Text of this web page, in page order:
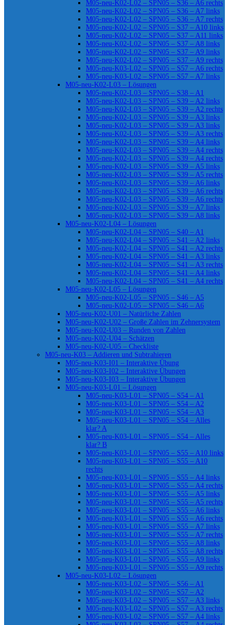
M05-neu-K02-L02 – SPN05 – S36 – A6 rechts
M05-neu-K02-L02 – SPN05 – S36 – A7 links
M05-neu-K02-L02 – SPN05 – S36 – A7 rechts
M05-neu-K02-L02 – SPN05 – S37 – A10 links
M05-neu-K02-L02 – SPN05 – S37 – A11 links
M05-neu-K02-L02 – SPN05 – S37 – A8 links
M05-neu-K02-L02 – SPN05 – S37 – A9 links
M05-neu-K02-L02 – SPN05 – S37 – A9 rechts
M05-neu-K03-L02 – SPN05 – S57 – A6 rechts
M05-neu-K03-L02 – SPN05 – S57 – A7 links
M05-neu-K02-L03 – Lösungen
M05-neu-K02-L03 – SPN05 – S38 – A1
M05-neu-K02-L03 – SPN05 – S39 – A2 links
M05-neu-K02-L03 – SPN05 – S39 – A2 rechts
M05-neu-K02-L03 – SPN05 – S39 – A3 links
M05-neu-K02-L03 – SPN05 – S39 – A3 links
M05-neu-K02-L03 – SPN05 – S39 – A3 rechts
M05-neu-K02-L03 – SPN05 – S39 – A4 links
M05-neu-K02-L03 – SPN05 – S39 – A4 rechts
M05-neu-K02-L03 – SPN05 – S39 – A4 rechts
M05-neu-K02-L03 – SPN05 – S39 – A5 links
M05-neu-K02-L03 – SPN05 – S39 – A5 rechts
M05-neu-K02-L03 – SPN05 – S39 – A6 links
M05-neu-K02-L03 – SPN05 – S39 – A6 rechts
M05-neu-K02-L03 – SPN05 – S39 – A6 rechts
M05-neu-K02-L03 – SPN05 – S39 – A7 links
M05-neu-K02-L03 – SPN05 – S39 – A8 links
M05-neu-K02-L04 – Lösungen
M05-neu-K02-L04 – SPN05 – S40 – A1
M05-neu-K02-L04 – SPN05 – S41 – A2 links
M05-neu-K02-L04 – SPN05 – S41 – A2 rechts
M05-neu-K02-L04 – SPN05 – S41 – A3 links
M05-neu-K02-L04 – SPN05 – S41 – A3 rechts
M05-neu-K02-L04 – SPN05 – S41 – A4 links
M05-neu-K02-L04 – SPN05 – S41 – A4 rechts
M05-neu-K02-L05 – Lösungen
M05-neu-K02-L05 – SPN05 – S46 – A5
M05-neu-K02-L05 – SPN05 – S46 – A6
M05-neu-K02-U01 – Natürliche Zahlen
M05-neu-K02-U02 – Große Zahlen im Zehnersystem
M05-neu-K02-U03 – Runden von Zahlen
M05-neu-K02-U04 – Schätzen
M05-neu-K02-U05 – Checkliste
M05-neu-K03 – Addieren und Subtrahieren
M05-neu-K03-I01 – Interaktive Übung
M05-neu-K03-I02 – Interaktive Übungen
M05-neu-K03-I03 – Interaktive Übungen
M05-neu-K03-L01 – Lösungen
M05-neu-K03-L01 – SPN05 – S54 – A1
M05-neu-K03-L01 – SPN05 – S54 – A2
M05-neu-K03-L01 – SPN05 – S54 – A3
M05-neu-K03-L01 – SPN05 – S54 – Alles
klar? A
M05-neu-K03-L01 – SPN05 – S54 – Alles
klar? B
M05-neu-K03-L01 – SPN05 – S55 – A10 links
M05-neu-K03-L01 – SPN05 – S55 – A10
rechts
M05-neu-K03-L01 – SPN05 – S55 – A4 links
M05-neu-K03-L01 – SPN05 – S55 – A4 rechts
M05-neu-K03-L01 – SPN05 – S55 – A5 links
M05-neu-K03-L01 – SPN05 – S55 – A5 rechts
M05-neu-K03-L01 – SPN05 – S55 – A6 links
M05-neu-K03-L01 – SPN05 – S55 – A6 rechts
M05-neu-K03-L01 – SPN05 – S55 – A7 links
M05-neu-K03-L01 – SPN05 – S55 – A7 rechts
M05-neu-K03-L01 – SPN05 – S55 – A8 links
M05-neu-K03-L01 – SPN05 – S55 – A8 rechts
M05-neu-K03-L01 – SPN05 – S55 – A9 links
M05-neu-K03-L01 – SPN05 – S55 – A9 rechts
M05-neu-K03-L02 – Lösungen
M05-neu-K03-L02 – SPN05 – S56 – A1
M05-neu-K03-L02 – SPN05 – S57 – A2
M05-neu-K03-L02 – SPN05 – S57 – A3 links
M05-neu-K03-L02 – SPN05 – S57 – A3 rechts
M05-neu-K03-L02 – SPN05 – S57 – A4 links